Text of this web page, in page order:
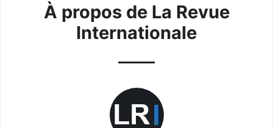
À propos de La Revue
Internationale